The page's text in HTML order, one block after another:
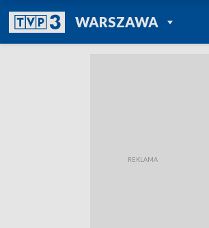
WARSZAWAPOWRÓT DO
TVP REGIONY